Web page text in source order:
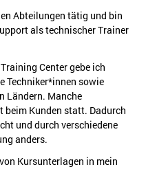
Abteilungen tätig und bin
als technischer Trainer
Center gebe ich
Techniker*innen sowie
Ländern. Manche
beim Kunden statt. Dadurch
und durch verschiedene
anders.
Kursunterlagen in mein